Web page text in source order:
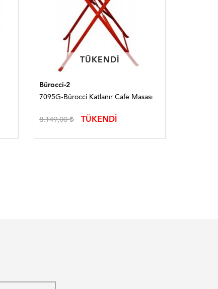
TÜKENDI
TÜKENDI
Bürocci-2
7095G-Bürocci Katlanır Cafe Masası
8.149,00 TÜKENDİ